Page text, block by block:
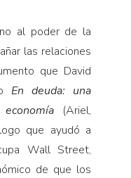
al poder de la
las relaciones
que David
En deuda: una
(Ariel,
que ayudó a
Wall Street,
de que los